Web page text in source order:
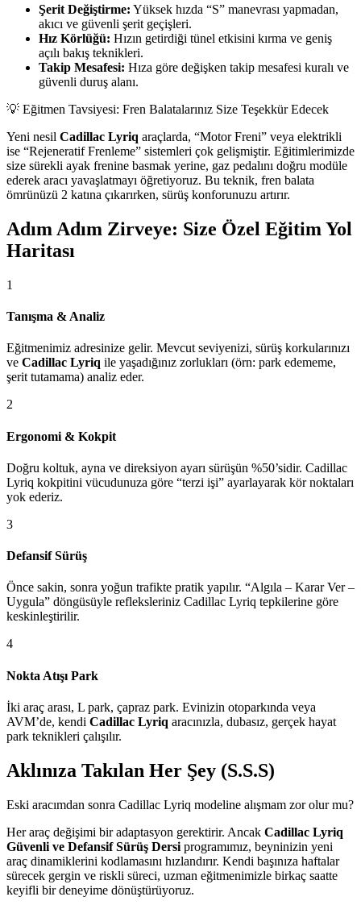
Şerit Değiştirme: Yüksek hızda “S” manevrası yapmadan,
akıcı ve güvenli şerit geçişleri.
Hız Körlüğü: Hızın getirdiği tünel etkisini kırma ve geniş
açılı bakış teknikleri.
Takip Mesafesi: Hıza göre değişken takip mesafesi kuralı ve
güvenli duruş alanı.
💡 Eğitmen Tavsiyesi: Fren Balatalarınız Size Teşekkür Edecek
Yeni nesil Cadillac Lyriq araçlarda, “Motor Freni” veya elektrikli
ise “Rejeneratif Frenleme” sistemleri çok gelişmiştir. Eğitimlerimizde
size sürekli ayak frenine basmak yerine, gaz pedalını doğru modüle
ederek aracı yavaşlatmayı öğretiyoruz. Bu teknik, fren balata
ömrünüzü 2 katına çıkarırken, sürüş konforunuzu artırır.
Adım Adım Zirveye: Size Özel Eğitim Yol
Haritası
1
Tanışma & Analiz
Eğitmenimiz adresinize gelir. Mevcut seviyenizi, sürüş korkularınızı
ve Cadillac Lyriq ile yaşadığınız zorlukları (örn: park edememe,
şerit tutamama) analiz eder.
2
Ergonomi & Kokpit
Doğru koltuk, ayna ve direksiyon ayarı sürüşün %50’sidir. Cadillac
Lyriq kokpitini vücudunuza göre “terzi işi” ayarlayarak kör noktaları
yok ederiz.
3
Defansif Sürüş
Önce sakin, sonra yoğun trafikte pratik yapılır. “Algıla – Karar Ver –
Uygula” döngüsüyle refleksleriniz Cadillac Lyriq tepkilerine göre
keskinleştirilir.
4
Nokta Atışı Park
İki araç arası, L park, çapraz park. Evinizin otoparkında veya
AVM’de, kendi Cadillac Lyriq aracınızla, dubasız, gerçek hayat
park teknikleri çalışılır.
Aklınıza Takılan Her Şey (S.S.S)
Eski aracımdan sonra Cadillac Lyriq modeline alışmam zor olur mu?
Her araç değişimi bir adaptasyon gerektirir. Ancak Cadillac Lyriq
Güvenli ve Defansif Sürüş Dersi programımız, beyninizin yeni
araç dinamiklerini kodlamasını hızlandırır. Kendi başınıza haftalar
sürecek gergin ve riskli süreci, uzman eğitmenimizle birkaç saatte
keyifli bir deneyime dönüştürüyoruz.